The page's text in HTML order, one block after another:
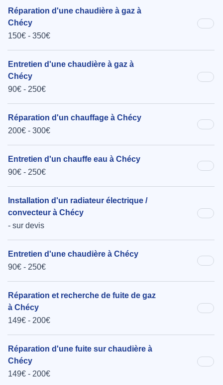
Réparation d'une chaudière à gaz à
Chécy
150€ - 350€
Entretien d'une chaudière à gaz à
Chécy
90€ - 250€
Réparation d'un chauffage à Chécy
200€ - 300€
Entretien d'un chauffe eau à Chécy
90€ - 250€
Installation d'un radiateur électrique /
convecteur à Chécy
- sur devis
Entretien d'une chaudière à Chécy
90€ - 250€
Réparation et recherche de fuite de gaz
à Chécy
149€ - 200€
Réparation d'une fuite sur chaudière à
Chécy
149€ - 200€